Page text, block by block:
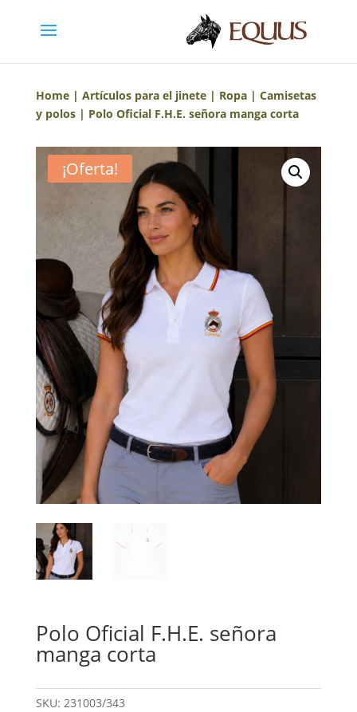
Home| Artículos para el jinete| Ropa| Camisetas
y polos| Polo Oficial F.H.E. señora manga corta
¡Oferta!
Polo Oficial F.H.E. señora
manga corta
SKU: 231003/343